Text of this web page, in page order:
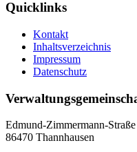
Quicklinks
Kontakt
Inhaltsverzeichnis
Impressum
Datenschutz
Edmund-Zimmermann-
86470 Thannhausen